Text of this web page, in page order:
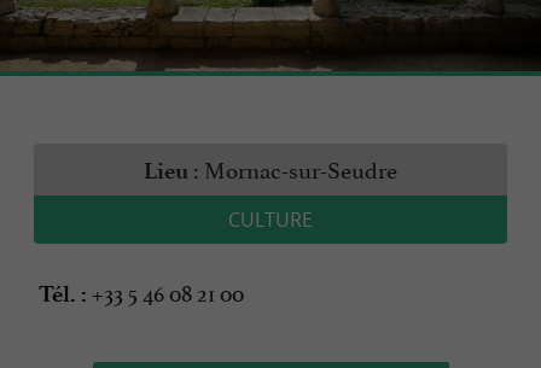
Lieu : Mornac-sur-Seudre
CULTURE
Tél. : +33 5 46 08 21 00